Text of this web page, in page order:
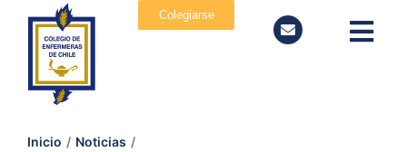
Colegiarse
Inicio / Noticias /